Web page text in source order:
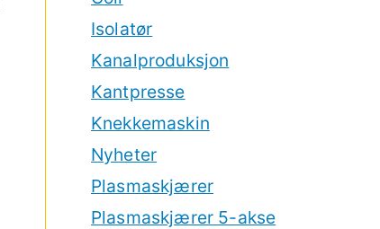
Isolatør
Kanalproduksjon
Kantpresse
Knekkemaskin
Nyheter
Plasmaskjærer
Plasmaskjærer 5-akse